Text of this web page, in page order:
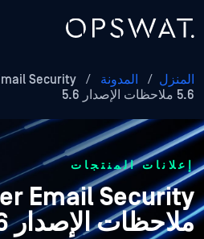
المنزل / المدونة /
5.6 ملاحظات الإصدار 5.6
إعلانات المنتجات
Email Security
ملاحظات الإصدار v5.6